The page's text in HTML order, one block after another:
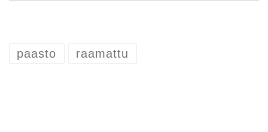
paasto raamattu